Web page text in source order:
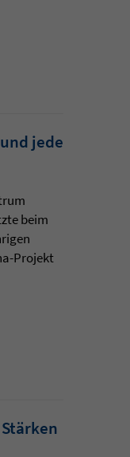
jede
beim
Projekt